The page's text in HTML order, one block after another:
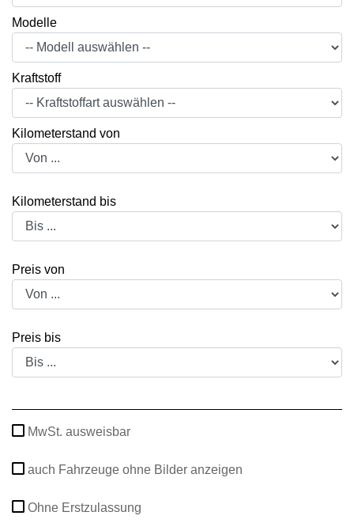
Modelle
Kraftstoff
Kilometerstand von
Kilometerstand bis
Preis von
Preis bis
MwSt. ausweisbar
auch Fahrzeuge ohne Bilder anzeigen
Ohne Erstzulassung